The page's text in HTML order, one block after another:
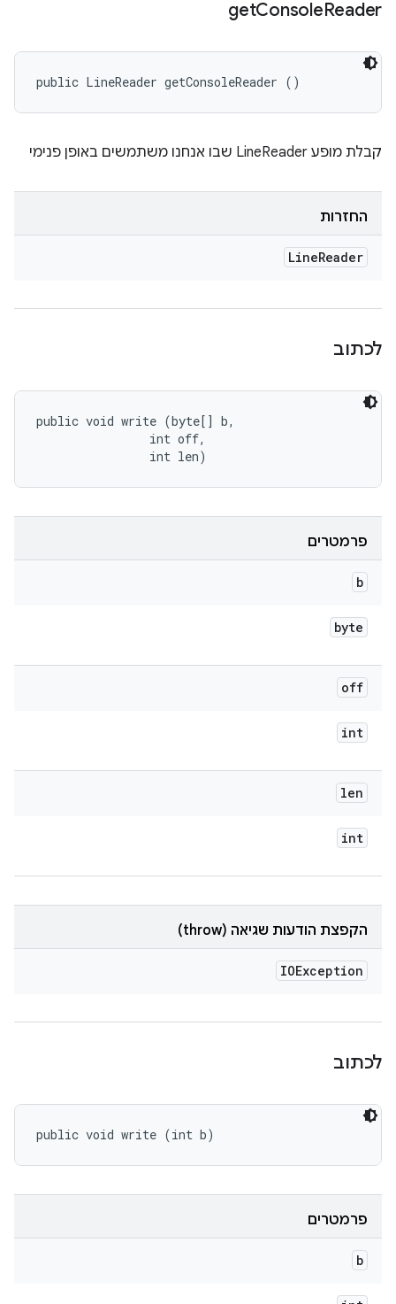
getConsoleReader
public LineReader getConsoleReader ()
קבלת מופע LineReader שבו אנחנו משתמשים באופן פנימי
החזרות
LineReader
לכתוב
public void write (byte[] b,
                int off,
                int len)
פרמטרים
b
byte
off
int
len
int
הקפצת הודעות שגיאה (throw)
IOException
לכתוב
public void write (int b)
פרמטרים
b